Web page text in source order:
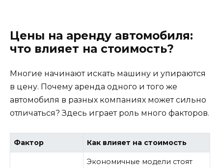
Цены на аренду автомобиля:
что влияет на стоимость?
Многие начинают искать машину и упираются
в цену. Почему аренда одного и того же
автомобиля в разных компаниях может сильно
отличаться? Здесь играет роль много факторов.
Фактор Как влияет на стоимость
Экономичные модели стоят